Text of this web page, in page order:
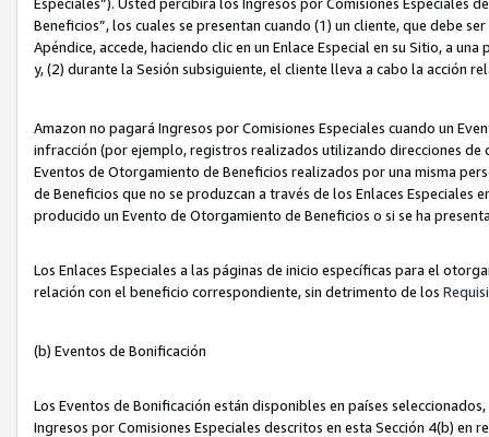
Beneficios”, los cuales se presentan cuando (1) un cliente, que debe
Apéndice, accede, haciendo clic en un Enlace Especial en su Sitio, a
y, (2) durante la Sesión subsiguiente, el cliente lleva a cabo la acción
Amazon no pagará Ingresos por Comisiones Especiales cuando un
infracción (por ejemplo, registros realizados utilizando direcciones
Eventos de Otorgamiento de Beneficios realizados por una misma
de Beneficios que no se produzcan a través de los Enlaces Especiales
producido un Evento de Otorgamiento de Beneficios o si se ha
Los Enlaces Especiales a las páginas de inicio específicas para el
relación con el beneficio correspondiente, sin detrimento de los
(b) Eventos de Bonificación
Los Eventos de Bonificación están disponibles en países
Ingresos por Comisiones Especiales descritos en esta Sección 4(b) en